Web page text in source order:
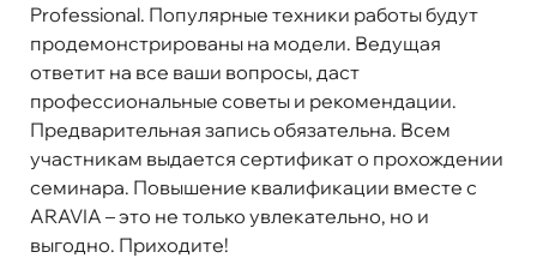
Professional. Популярные техники работы будут
продемонстрированы на модели. Ведущая
ответит на все ваши вопросы, даст
профессиональные советы и рекомендации.
Предварительная запись обязательна. Всем
участникам выдается сертификат о прохождении
семинара. Повышение квалификации вместе с
ARAVIA – это не только увлекательно, но и
выгодно. Приходите!